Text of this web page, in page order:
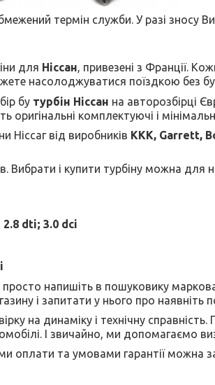
термін служби. У разі зносу
для Ніссан, привезені з Франції.
насолоджуватися поїздкою без
бу турбін Ніссан на авторозбірці
оригінальні комплектуючі і
Ніссаг від виробників KKK, Garrett,
Вибрати і купити турбіну можна для
2.8 dti; 3.0 dci
напишіть в пошуковику
і запитати у нього про наявніть
на динаміку і технічну
І звичайно, ми допомагаємо
оплати та умовами гарантії можна